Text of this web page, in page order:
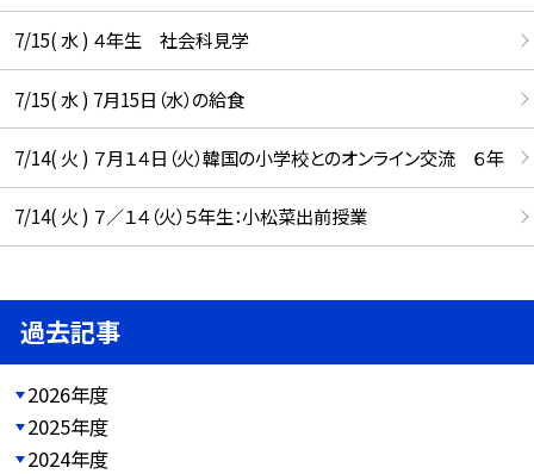
7/15( 水 ) ４年生 社会科見学
7/15( 水 ) 7月15日（水）の給食
7/14( 火 ) ７月１４日（火）韓国の小学校とのオンライン交流 ６年
7/14( 火 ) ７／１４（火）５年生：小松菜出前授業
過去記事
2026年度
2025年度
2024年度